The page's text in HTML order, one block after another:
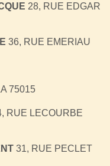
28, RUE EDGAR
36, RUE EMERIAU
75015
RUE LECOURBE
31, RUE PECLET